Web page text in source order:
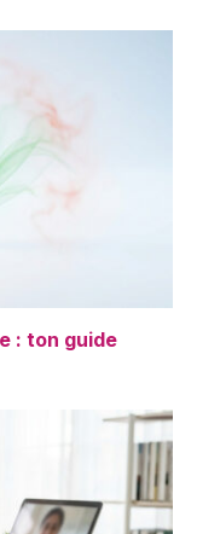
: ton guide